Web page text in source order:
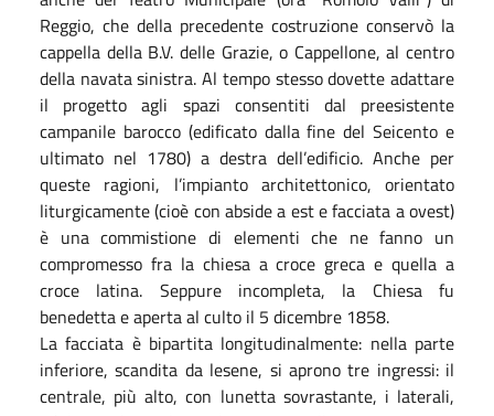
Reggio, che della precedente costruzione conservò la
cappella della B.V. delle Grazie, o Cappellone, al centro
della navata sinistra. Al tempo stesso dovette adattare
il progetto agli spazi consentiti dal preesistente
campanile barocco (edificato dalla fine del Seicento e
ultimato nel 1780) a destra dell’edificio. Anche per
queste ragioni, l’impianto architettonico, orientato
liturgicamente (cioè con abside a est e facciata a ovest)
è una commistione di elementi che ne fanno un
compromesso fra la chiesa a croce greca e quella a
croce latina. Seppure incompleta, la Chiesa fu
benedetta e aperta al culto il 5 dicembre 1858.
La facciata è bipartita longitudinalmente: nella parte
inferiore, scandita da lesene, si aprono tre ingressi: il
centrale, più alto, con lunetta sovrastante, i laterali,